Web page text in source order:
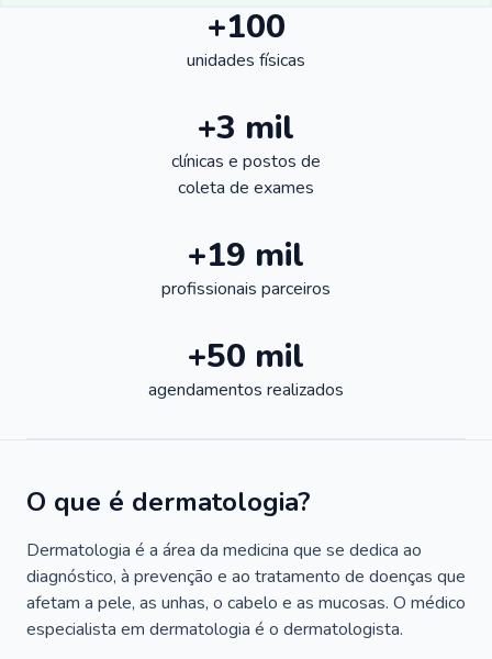
+100
unidades físicas
+3 mil
clínicas e postos de
coleta de exames
+19 mil
profissionais parceiros
+50 mil
agendamentos realizados
O que é dermatologia?
Dermatologia é a área da medicina que se dedica ao
diagnóstico, à prevenção e ao tratamento de doenças que
afetam a pele, as unhas, o cabelo e as mucosas. O médico
especialista em dermatologia é o dermatologista.